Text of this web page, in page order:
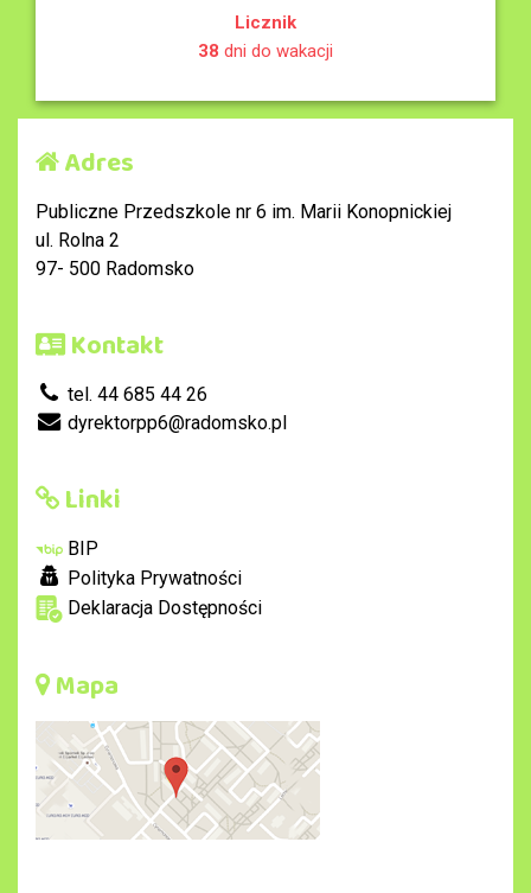
Licznik
38 dni do wakacji
Adres
Publiczne Przedszkole nr 6 im. Marii Konopnickiej
ul. Rolna 2
97- 500 Radomsko
Kontakt
tel. 44 685 44 26
dyrektorpp6@radomsko.pl
Linki
BIP
Polityka Prywatności
Deklaracja Dostępności
Mapa